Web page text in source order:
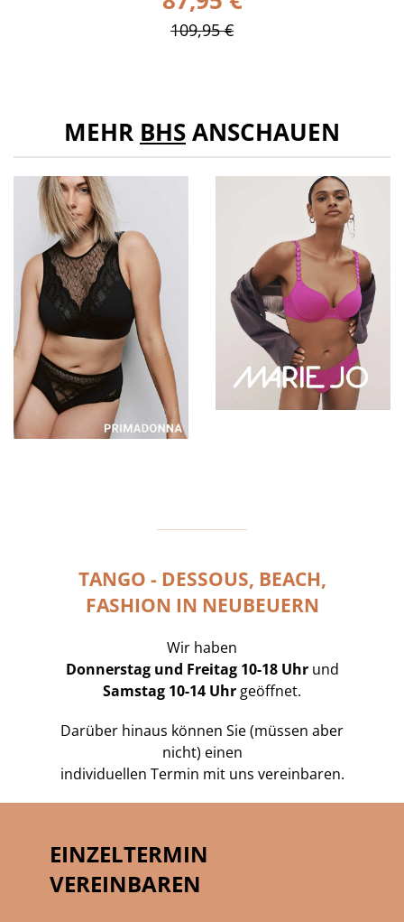
109,95 €
MEHR BHSANSCHAUEN
TANGO - DESSOUS, BEACH,
FASHION IN NEUBEUERN
Wir haben
Donnerstag und Freitag 10-18 Uhrund
Samstag 10-14 Uhr geöffnet.
Darüber hinaus können Sie (müssen aber
nicht) einen
individuellen Termin mit uns vereinbaren.
EINZELTERMIN
VEREINBAREN